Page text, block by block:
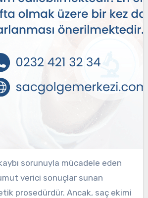
sorunuyla mücadele eden
verici sonuçlar sunan
prosedürdür. Ancak, saç ekimi